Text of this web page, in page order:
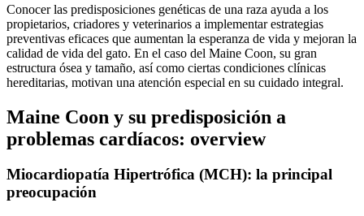
Conocer las predisposiciones genéticas de una raza ayuda a los
propietarios, criadores y veterinarios a implementar estrategias
preventivas eficaces que aumentan la esperanza de vida y mejoran la
calidad de vida del gato. En el caso del Maine Coon, su gran
estructura ósea y tamaño, así como ciertas condiciones clínicas
hereditarias, motivan una atención especial en su cuidado integral.
Maine Coon y su predisposición a
problemas cardíacos: overview
Miocardiopatía Hipertrófica (MCH): la principal
preocupación